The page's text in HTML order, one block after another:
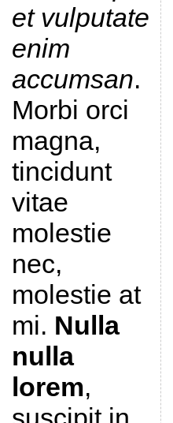
et vulputate
enim
accumsan.
Morbi orci
magna,
tincidunt
vitae
molestie
nec,
molestie at
mi. Nulla
nulla
lorem,